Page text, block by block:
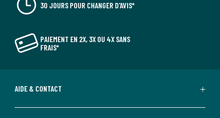
30 JOURS POUR CHANGER D'AVIS*
PAIEMENT EN 2X, 3X OU 4X SANS
FRAIS*
AIDE & CONTACT